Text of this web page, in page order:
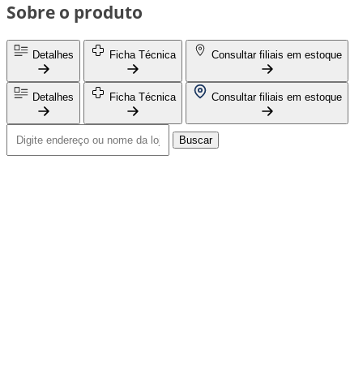
Sobre o produto
Detalhes Ficha Técnica Consultar filiais em estoque
Detalhes Ficha Técnica Consultar filiais em estoque
Buscar